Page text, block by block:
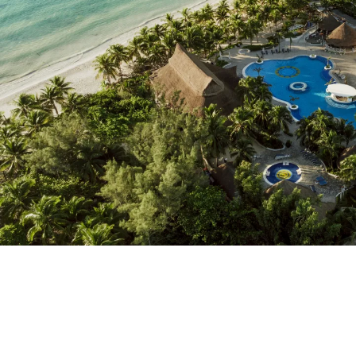
Heb je nog geen account?
Een account
Geniet van de voordelen om deel uit te
Gegarandeerd de beste prijs
Gratis annuleren
Verdien geld met je boekingen